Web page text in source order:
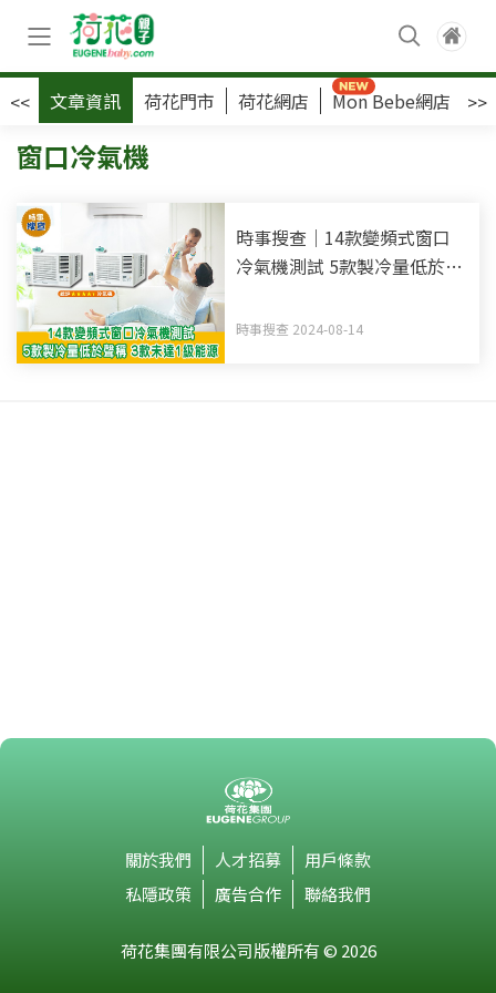
<< 文章資訊 荷花門市 荷花網店 Mon Bebe網店 >>
窗口冷氣機
時事搜查｜14款變頻式窗口
冷氣機測試 5款製冷量低於聲
時事搜查 2024-08-14
關於我們 人才招募
用戶條款
私隱政策
廣告合作 聯絡我們
荷花集團有限公司版權所有 © 2026